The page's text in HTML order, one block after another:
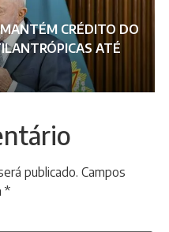
CRÉDITO DO
ATÉ
publicado. Campos
*